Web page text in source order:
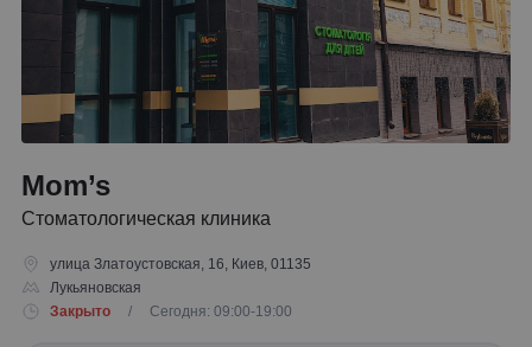
Mom’s
Стоматологическая клиника
улица Златоустовская, 16, Киев, 01135
Лукьяновская
Закрыто
/ Сегодня: 09:00-19:00